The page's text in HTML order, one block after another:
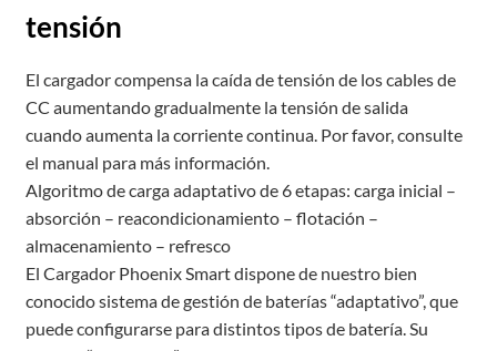
tensión
El cargador compensa la caída de tensión de los cables de
CC aumentando gradualmente la tensión de salida
cuando aumenta la corriente continua. Por favor, consulte
el manual para más información.
Algoritmo de carga adaptativo de 6 etapas: carga inicial –
absorción – reacondicionamiento – flotación –
almacenamiento – refresco
El Cargador Phoenix Smart dispone de nuestro bien
conocido sistema de gestión de baterías “adaptativo”, que
puede configurarse para distintos tipos de batería. Su